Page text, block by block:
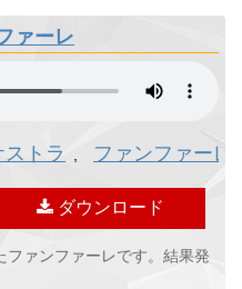
ァーレ
トラ ファンファーレ
ダウンロード
ファンファーレです。結果発